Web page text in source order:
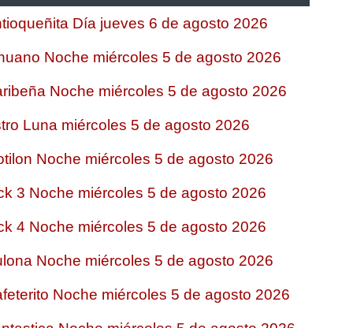
Día jueves 6 de agosto 2026
Noche miércoles 5 de agosto 2026
Noche miércoles 5 de agosto 2026
Luna miércoles 5 de agosto 2026
Noche miércoles 5 de agosto 2026
3 Noche miércoles 5 de agosto 2026
4 Noche miércoles 5 de agosto 2026
Noche miércoles 5 de agosto 2026
Noche miércoles 5 de agosto 2026